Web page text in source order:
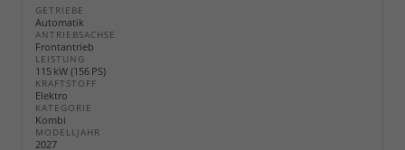
GETRIEBE
Automatik
ANTRIEBSACHSE
Frontantrieb
LEISTUNG
115 kW (156 PS)
KRAFTSTOFF
Elektro
KATEGORIE
Kombi
MODELLJAHR
2027